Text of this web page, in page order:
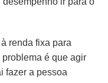
renda fixa para
é que agir
fazer a pessoa